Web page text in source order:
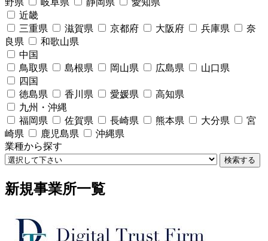
近畿
三重県
滋賀県 京都府 大阪府 兵庫県
奈
良県
和歌山県
中国
鳥取県
島根県 岡山県 広島県
山口県
四国
徳島県
香川県 愛媛県
高知県
九州・沖縄
福岡県
佐賀県 長崎県 熊本県 大分県
宮
崎県
鹿児島県
沖縄県
業種から探す
検索する
新規事業所一覧